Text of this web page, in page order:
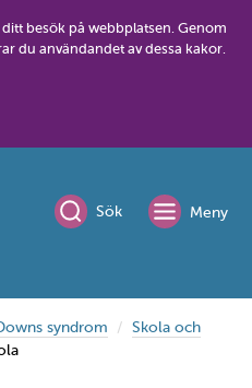
besök på webbplatsen. Genom
du användandet av dessa kakor.
Sök Meny
syndrom
Skola och